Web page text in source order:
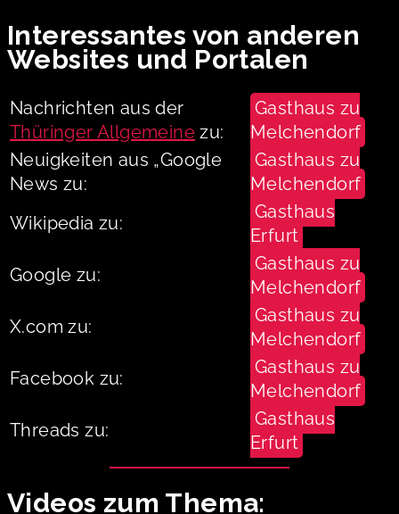
Interessantes von anderen
Websites und Portalen
Nachrichten aus der
Thüringer Allgemeine zu:
Gasthaus zu
Melchendorf
Neuigkeiten aus „Google
News zu:
Gasthaus zu
Melchendorf
Wikipedia zu:
Gasthaus
Erfurt
Google zu:
Gasthaus zu
Melchendorf
X.com zu:
Gasthaus zu
Melchendorf
Facebook zu:
Gasthaus zu
Melchendorf
Threads zu:
Gasthaus
Erfurt
Videos zum Thema: